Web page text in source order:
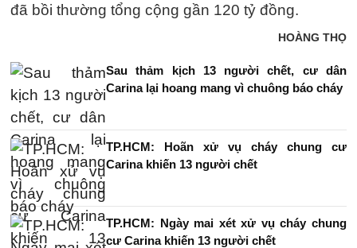
đã bồi thường tổng cộng gần 120 tỷ đồng.
HOÀNG THỌ
Sau thảm kịch 13 người chết, cư dân
Carina lại hoang mang vì chuông báo cháy
TP.HCM: Hoãn xử vụ cháy chung cư
Carina khiến 13 người chết
TP.HCM: Ngày mai xét xử vụ cháy chung
cư Carina khiến 13 người chết